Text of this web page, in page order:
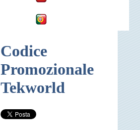
Codice
Promozionale
Tekworld